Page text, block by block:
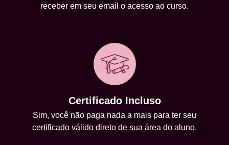
receber em seu email o acesso ao curso.
Certificado Incluso
Sim, você não paga nada a mais para ter seu
certificado válido direto de sua área do aluno.